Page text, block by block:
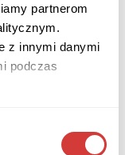
partnerom
z innymi danymi
podczas